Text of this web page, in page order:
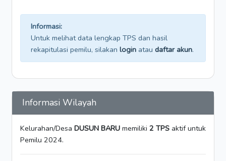
Informasi:
Untuk melihat data lengkap TPS dan hasil
rekapitulasi pemilu, silakan login atau daftar akun.
Informasi Wilayah
Kelurahan/Desa DUSUN BARU memiliki 2 TPS aktif untuk
Pemilu 2024.